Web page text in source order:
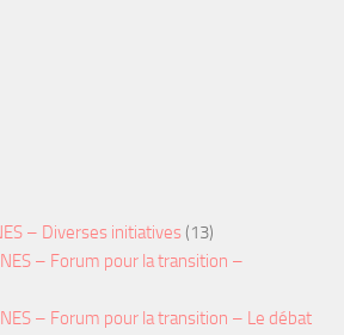
– Diverses initiatives (13)
– Forum pour la transition –
– Forum pour la transition – Le débat